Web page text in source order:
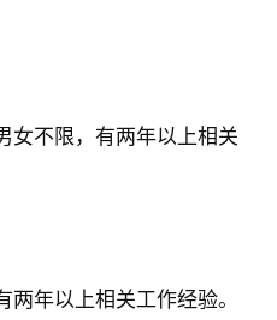
女不限，有两年以上相关
年以上相关工作经验。